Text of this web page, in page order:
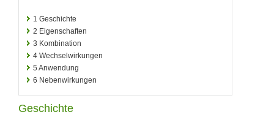
1 Geschichte
2 Eigenschaften
3 Kombination
4 Wechselwirkungen
5 Anwendung
6 Nebenwirkungen
Geschichte